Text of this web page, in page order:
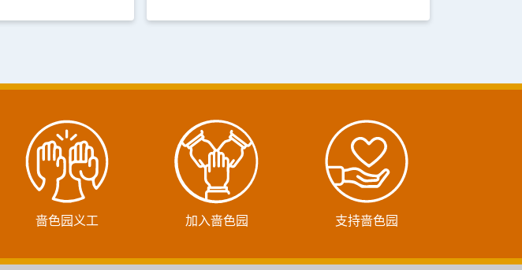
啬色园义工 加入啬色园 支持啬色园